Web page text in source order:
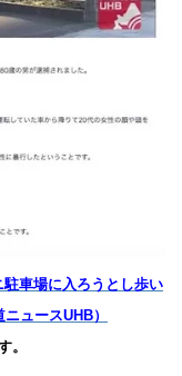
駐車場に入ろうとし歩い
ュースUHB）
。